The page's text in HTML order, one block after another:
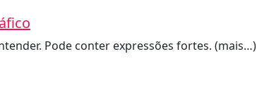
Pode conter expressões fortes. (mais…)